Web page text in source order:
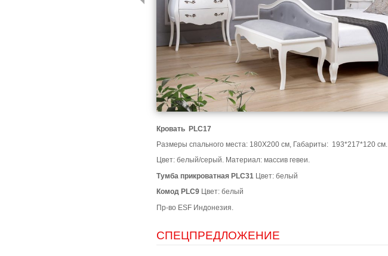
Кровать PLC17
Размеры спального места: 180X200 см, Габариты: 193*217*120 см.
Цвет: белый/серый. Материал: массив гевеи.
Тумба прикроватная PLC31 Цвет: белый
Комод PLC9 Цвет: белый
Пр-во ESF Индонезия.
СПЕЦПРЕДЛОЖЕНИЕ